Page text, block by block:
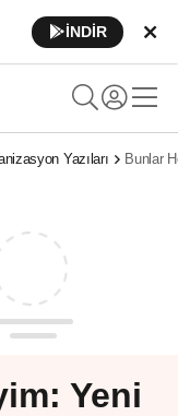
İNDİR
Yazıları Bunlar
Yeni